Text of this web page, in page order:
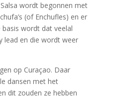
wordt begonnen met
(of Enchufles) en er
wordt dat veelal
lead en die wordt weer
op Curaçao. Daar
dansen met het
dit zouden ze hebben